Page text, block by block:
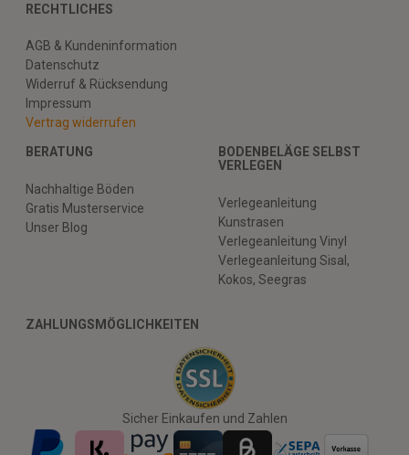
RECHTLICHES
AGB & Kundeninformation
Datenschutz
Widerruf & Rücksendung
Impressum
Vertrag widerrufen
BERATUNG
Nachhaltige Böden
Gratis Musterservice
Unser Blog
BODENBELÄGE SELBST
VERLEGEN
Verlegeanleitung
Kunstrasen
Verlegeanleitung Vinyl
Verlegeanleitung Sisal,
Kokos, Seegras
ZAHLUNGSMÖGLICHKEITEN
Sicher Einkaufen und Zahlen